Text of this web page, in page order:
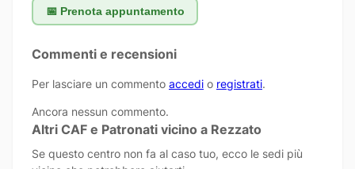
📅 Prenota appuntamento
Commenti e recensioni
Per lasciare un commento accedi o registrati.
Ancora nessun commento.
Altri CAF e Patronati vicino a Rezzato
Se questo centro non fa al caso tuo, ecco le sedi più